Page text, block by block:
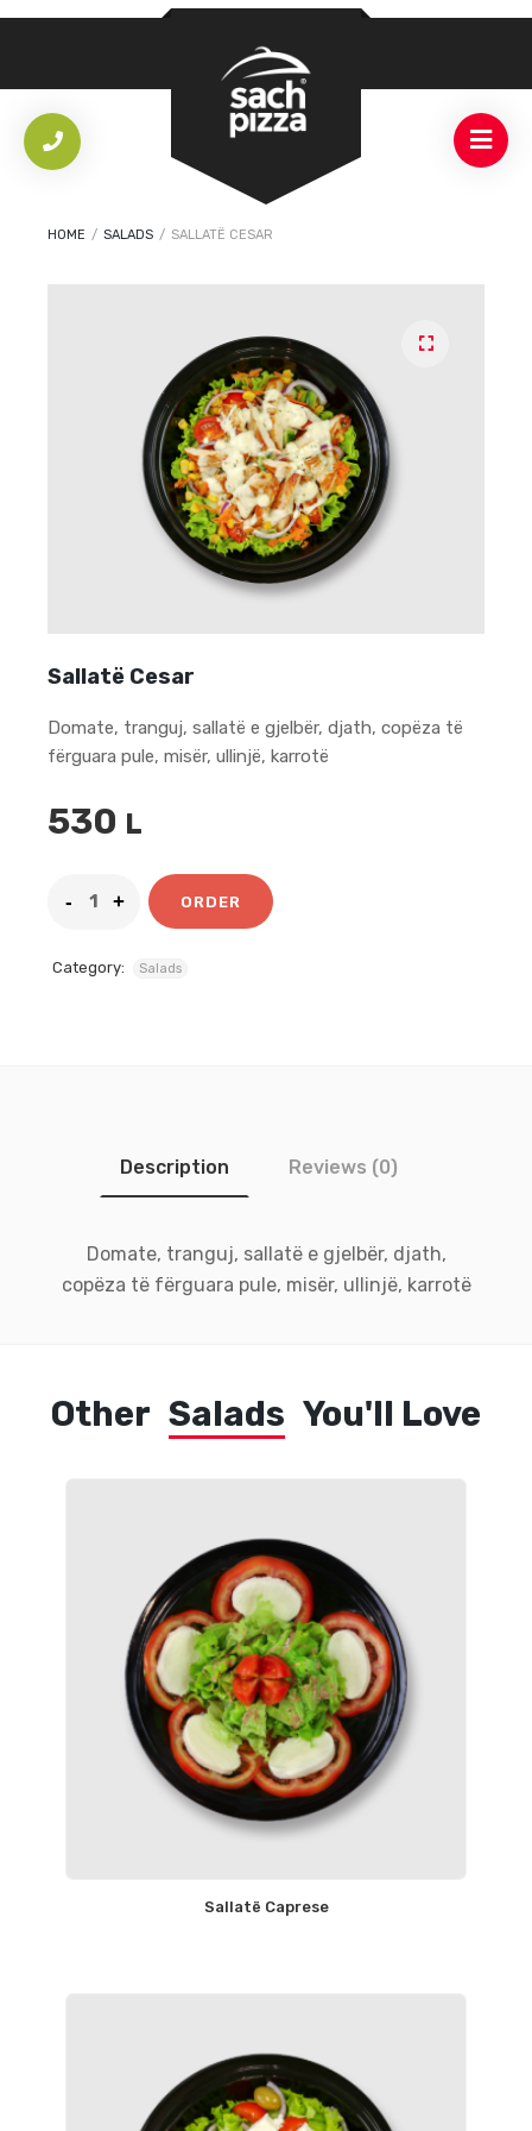
HOME / SALADS / SALLATË CESAR
Sallatë Cesar
Domate, tranguj, sallatë e gjelbër, djath, copëza të
fërguara pule, misër, ullinjë, karrotë
530 L
ORDER
Category: Salads
Description Reviews (0)
Domate, tranguj, sallatë e gjelbër, djath,
copëza të fërguara pule, misër, ullinjë, karrotë
Other Salads You'll Love
Sallatë Caprese